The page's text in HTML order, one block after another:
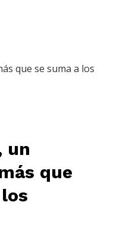
que se suma a los
un
que